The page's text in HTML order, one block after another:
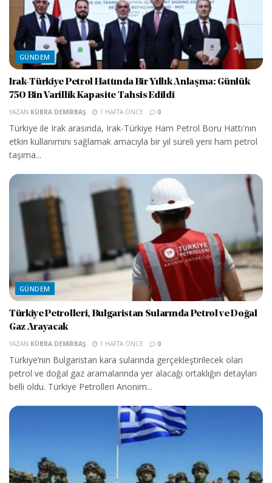
GÜNDEM
Irak-Türkiye Petrol Hattında Bir Yıllık Anlaşma: Günlük
750 Bin Varillik Kapasite Tahsis Edildi
YAZAN KÜBRA DEMIRBAŞ 1 HAFTA ÖNCE 0
Türkiye ile Irak arasında, Irak-Türkiye Ham Petrol Boru Hattı'nın
etkin kullanımını sağlamak amacıyla bir yıl süreli yeni ham petrol
taşıma...
GÜNDEM
Türkiye Petrolleri, Bulgaristan Sularında Petrol ve Doğal
Gaz Arayacak
YAZAN KÜBRA DEMIRBAŞ 1 HAFTA ÖNCE 0
Türkiye’nin Bulgaristan kara sularında gerçekleştirilecek olan
petrol ve doğal gaz aramalarında yer alacağı ortaklığın detayları
belli oldu. Türkiye Petrolleri Anonim...